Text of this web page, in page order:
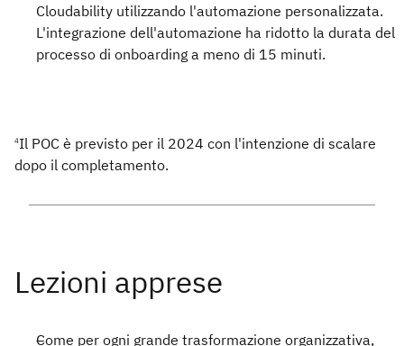
Cloudability utilizzando l'automazione personalizzata.
L'integrazione dell'automazione ha ridotto la durata del
processo di onboarding a meno di 15 minuti.
4Il POC è previsto per il 2024 con l'intenzione di scalare
dopo il completamento.
Come per ogni grande trasformazione organizzativa,